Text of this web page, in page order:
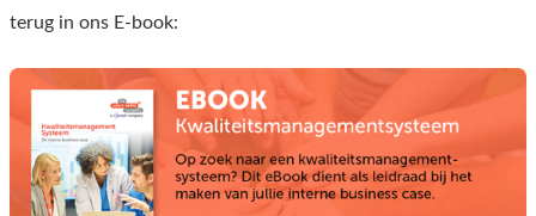
terug in ons E-book: